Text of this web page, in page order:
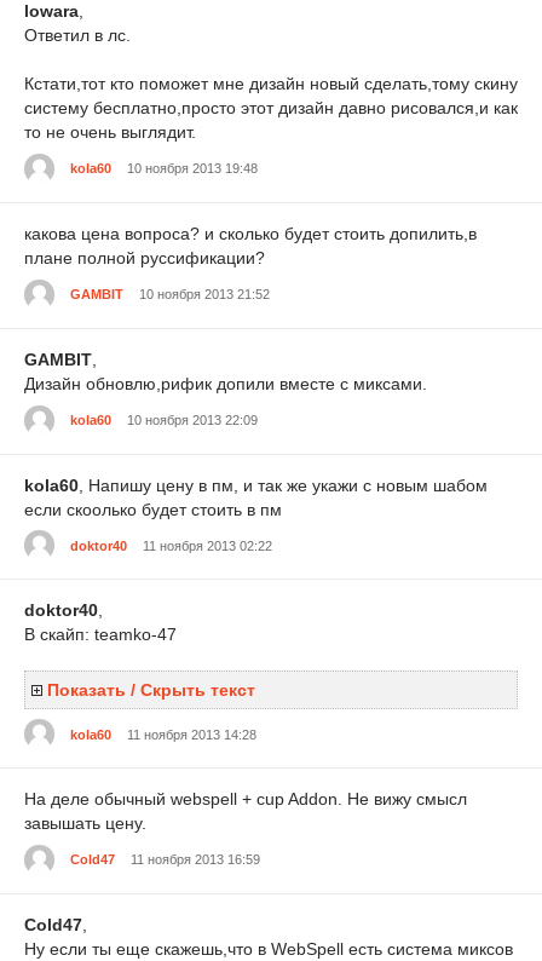
lowara
Ответил в лс.
Кстати,тот кто поможет мне дизайн новый сделать,тому скину
систему бесплатно,просто этот дизайн давно рисовался,и как
то не очень выглядит.
kola60 10 ноября 2013 19:48
какова цена вопроса? и сколько будет стоить допилить,в
плане полной руссификации?
GAMBIT 10 ноября 2013 21:52
GAMBIT
Дизайн обновлю,рифик допили вместе с миксами.
kola60 10 ноября 2013 22:09
kola60 , Напишу цену в пм, и так же укажи с новым шабом
если скоолько будет стоить в пм
doktor40 11 ноября 2013 02:22
doktor40,
В скайп: teamko-47
Показать / Скрыть текст
kola60 11 ноября 2013 14:28
На деле обычный webspell + cup Addon. Не вижу смысл
завышать цену.
Cold47 11 ноября 2013 16:59
Cold47
Ну если ты еще скажешь,что в WebSpell есть система миксов